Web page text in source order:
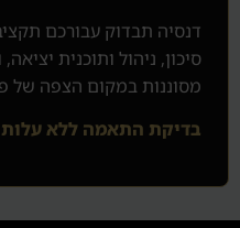
דנסיה תבדוק עבורכם
סיכון, ניהול ותוכנית
מסוננות במקום הצפה של
בדיקת התאמה ללא עלות